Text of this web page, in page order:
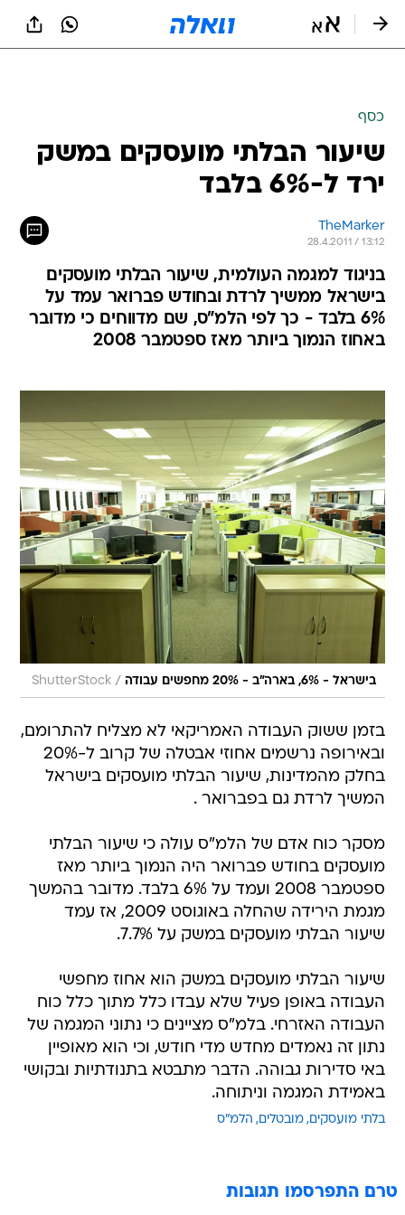
כסף
שיעור הבלתי מועסקים במשק
ירד ל-6% בלבד
TheMarker
28.4.2011 / 13:12
בניגוד למגמה העולמית, שיעור הבלתי מועסקים
בישראל ממשיך לרדת ובחודש פברואר עמד על
6% בלבד - כך לפי הלמ"ס, שם מדווחים כי מדובר
באחוז הנמוך ביותר מאז ספטמבר 2008
בישראל - 6%, בארה"ב - 20% מחפשים עבודה /
ShutterStock
בזמן ששוק העבודה האמריקאי לא מצליח להתרומם,
ובאירופה נרשמים אחוזי אבטלה של קרוב ל-20%
בחלק מהמדינות, שיעור הבלתי מועסקים בישראל
המשיך לרדת גם בפברואר .
מסקר כוח אדם של הלמ"ס עולה כי שיעור הבלתי
מועסקים בחודש פברואר היה הנמוך ביותר מאז
ספטמבר 2008 ועמד על 6% בלבד. מדובר בהמשך
מגמת הירידה שהחלה באוגוסט 2009, אז עמד
שיעור הבלתי מועסקים במשק על 7.7%.
שיעור הבלתי מועסקים במשק הוא אחוז מחפשי
העבודה באופן פעיל שלא עבדו כלל מתוך כלל כוח
העבודה האזרחי. בלמ"ס מציינים כי נתוני המגמה של
נתון זה נאמדים מחדש מדי חודש, וכי הוא מאופיין
באי סדירות גבוהה. הדבר מתבטא בתנודתיות ובקושי
באמידת המגמה וניתוחה.
בלתי מועסקים מובטלים הלמ"ס
טרם התפרסמו תגובות